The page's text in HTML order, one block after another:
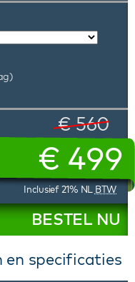
€ 560
€499
Inclusief 21% NL BTW
BESTEL NU
en specificaties